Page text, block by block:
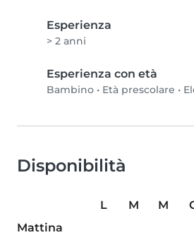
Esperienza
> 2 anni
Esperienza con età
Bambino • Età prescolare •
Disponibilità
L M M
Mattina